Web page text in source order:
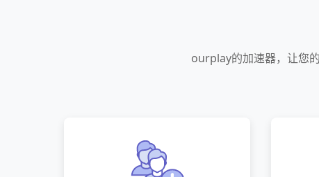
ourplay的加速器，让您